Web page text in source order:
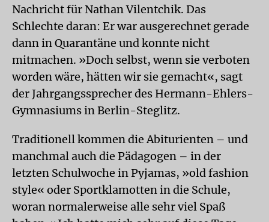
Nachricht für Nathan Vilentchik. Das
Schlechte daran: Er war ausgerechnet gerade
dann in Quarantäne und konnte nicht
mitmachen. »Doch selbst, wenn sie verboten
worden wäre, hätten wir sie gemacht«, sagt
der Jahrgangssprecher des Hermann-Ehlers-
Gymnasiums in Berlin-Steglitz.
Traditionell kommen die Abiturienten – und
manchmal auch die Pädagogen – in der
letzten Schulwoche in Pyjamas, »old fashion
style« oder Sportklamotten in die Schule,
woran normalerweise alle sehr viel Spaß